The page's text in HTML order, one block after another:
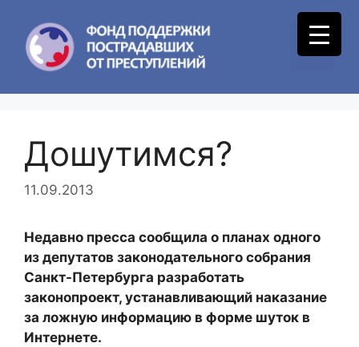
content
Menu
Дошутимся?
11.09.2013
Недавно пресса сообщила о планах одного
из депутатов законодательного собрания
Санкт-Петербурга разработать
законопроект, устанавливающий наказание
за ложную информацию в форме шуток в
Интернете.